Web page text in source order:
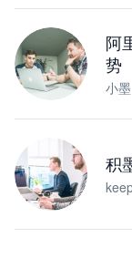
阿
势
小墨
积